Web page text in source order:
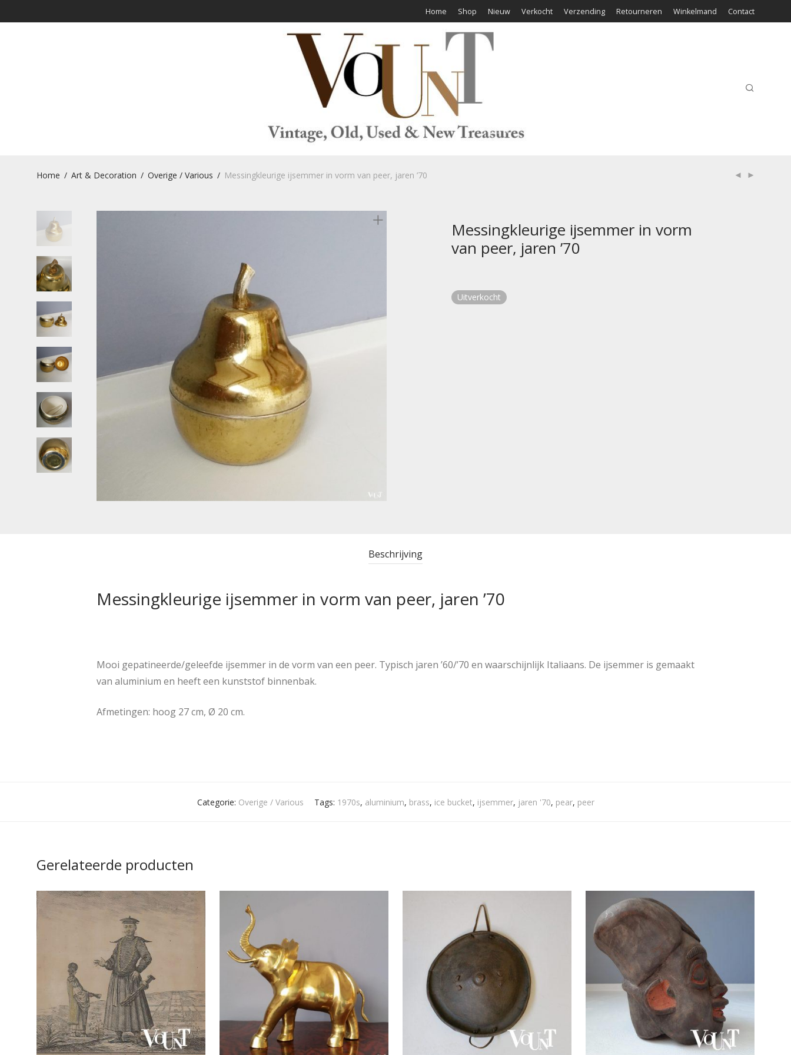
Home Shop Nieuw Verkocht Verzending Retourneren Winkelmand Contact
Home / Art & Decoration / Overige / Various / Messingkleurige ijsemmer in vorm van peer, jaren ’70
Messingkleurige ijsemmer in vorm
van peer, jaren ’70
Uitverkocht
Beschrijving
Messingkleurige ijsemmer in vorm van peer, jaren ’70
Mooi gepatineerde/geleefde ijsemmer in de vorm van een peer. Typisch jaren ’60/’70 en waarschijnlijk Italiaans. De ijsemmer is gemaakt
van aluminium en heeft een kunststof binnenbak.
Afmetingen: hoog 27 cm, Ø 20 cm.
Categorie: Overige / Various Tags: 1970s, aluminium, brass, ice bucket, ijsemmer, jaren '70, pear, peer
Gerelateerde producten